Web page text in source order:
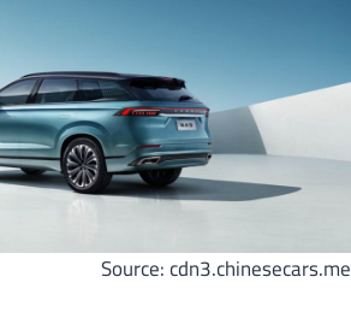
Source: cdn3.chinesecars.me